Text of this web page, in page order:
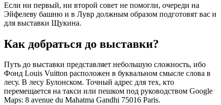
Если ни первый, ни второй совет не помогли, очереди на
Эйфелеву башню и в Лувр должным образом подготовят вас и
для выставки Щукина.
Как добраться до выставки?
Путь до выставки представляет небольшую сложность, ибо
Фонд Louis Vuitton расположен в буквальном смысле слова в
лесу. В лесу Булонском. Точный адрес для тех, кто
перемещается на такси или пешком под руководством Google
Maps: 8 avenue du Mahatma Gandhi 75016 Paris.